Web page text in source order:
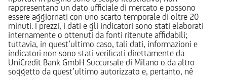
rappresentano un dato ufficiale di mercato e possono
essere aggiornati con uno scarto temporale di oltre 20
minuti. I prezzi, i dati e gli indicatori sono stati elaborati
internamente o ottenuti da fonti ritenute affidabili;
tuttavia, in quest’ultimo caso, tali dati, informazioni e
indicatori non sono stati verificati direttamente da
UniCredit Bank GmbH Succursale di Milano o da altro
soggetto da quest’ultimo autorizzato e, pertanto, né